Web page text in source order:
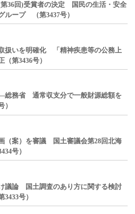
36回)受賞者の決定 国民の生活・安全
ループ （第3437号）
扱いを明確化 「精神疾患等の公務上
第3436号）
総務省 通常収支分で一般財源総額を
）
（案）を審議 国土審議会第28回北海
号）
議論 国土調査のあり方に関する検討
号）